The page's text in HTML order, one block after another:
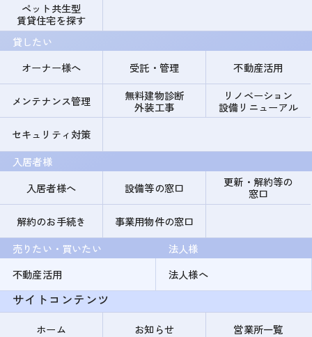
ペット共生型
賃貸住宅を探す
貸したい
オーナー様へ
受託・管理 不動産活用
メンテナンス管理
無料建物診断
外装工事
リノベーション
設備リニューアル
セキュリティ対策
入居者様
入居者様へ
設備等の窓口
更新・解約等の
窓口
解約のお手続き
事業用物件の窓口
売りたい・買いたい
不動産活用
法人様
法人様へ
サイトコンテンツ
ホーム お知らせ 営業所一覧